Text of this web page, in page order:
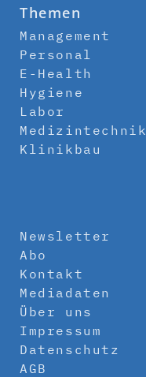
Themen
Management
Personal
E-Health
Hygiene
Labor
Medizintechnik
Klinikbau
Newsletter
Abo
Kontakt
Mediadaten
Über uns
Impressum
Datenschutz
AGB